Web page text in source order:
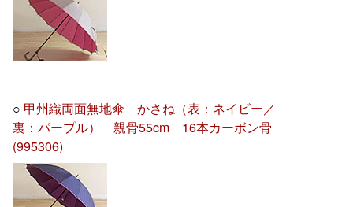
○ 甲州織両面無地傘 かさね（表：ネイビー／
裏：パープル） 親骨55cm 16本カーボン骨
(995306)